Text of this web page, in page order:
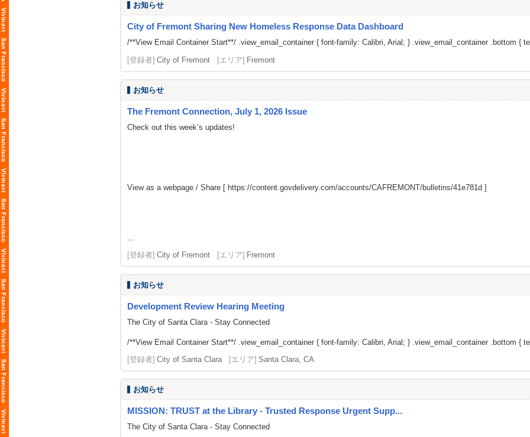
お知らせ
City of Fremont Sharing New Homeless Response Data Dashboard
/**View Email Container Start**/ .view_email_container { font-family: Calibri, Arial; } .view_email_container .bottom {
[登録者] City of Fremont [エリア] Fremont
お知らせ
The Fremont Connection, July 1, 2026 Issue
Check out this week’s updates!
View as a webpage / Share [ https://content.govdelivery.com/accounts/CAFREMONT/bulletins/41e781d ]
...
[登録者] City of Fremont [エリア] Fremont
お知らせ
Development Review Hearing Meeting
The City of Santa Clara - Stay Connected
/**View Email Container Start**/ .view_email_container { font-family: Calibri, Arial; } .view_email_container .bottom {
[登録者] City of Santa Clara [エリア] Santa Clara, CA
お知らせ
MISSION: TRUST at the Library - Trusted Response Urgent Supp...
The City of Santa Clara - Stay Connected